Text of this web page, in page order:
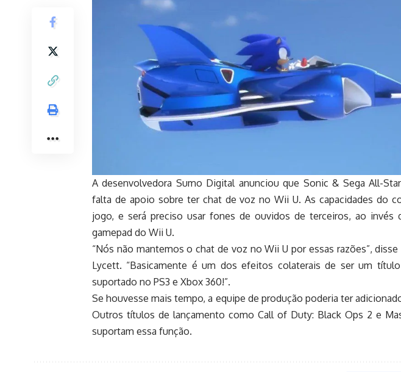
A desenvolvedora Sumo Digital anunciou que Sonic & Sega All-
falta de apoio sobre ter chat de voz no Wii U. As capacidades do
jogo, e será preciso usar fones de ouvidos de terceiros, ao
gamepad do Wii U.
“Nós não mantemos o chat de voz no Wii U por essas razões”,
Lycett. “Basicamente é um dos efeitos colaterais de ser um
suportado no PS3 e Xbox 360!”.
Se houvesse mais tempo, a equipe de produção poderia ter
Outros títulos de lançamento como Call of Duty: Black Ops 2 e
suportam essa função.